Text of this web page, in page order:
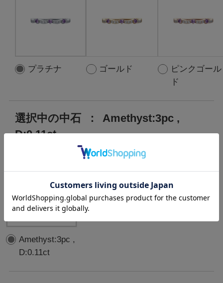
プラチナ ゴールド
ピンクゴール
ド
選択中の中石 ：
Amethyst:3pc ,
D:0.11ct
Amethyst:3pc ,
D:0.11ct